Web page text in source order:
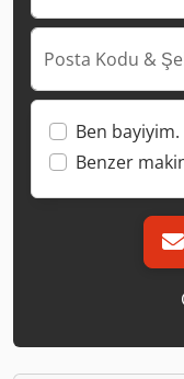
Posta Kodu &
Ben bayiyim.
Benzer